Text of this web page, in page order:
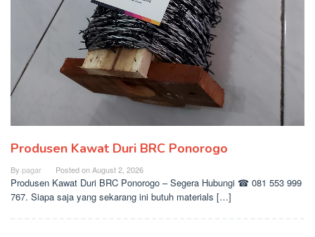
Produsen Kawat Duri BRC Ponorogo
By pagar Posted onAugust 2, 2026
Produsen Kawat Duri BRC Ponorogo – Segera Hubungi ☎ 081 553 999
767. Siapa saja yang sekarang ini butuh materials […]